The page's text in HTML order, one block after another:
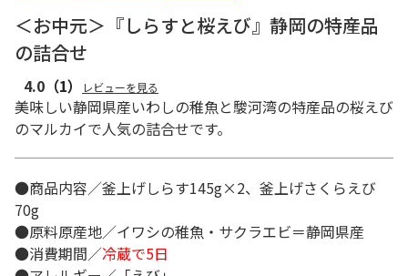
＜お中元＞『しらすと桜えび』静岡の特産品
の詰合せ
4.0 （1） レビューを見る
美味しい静岡県産いわしの稚魚と駿河湾の特産品の桜えび
のマルカイで人気の詰合せです。
●商品内容／釜上げしらす145g×2、釜上げさくらえび
70g
●原料原産地／イワシの稚魚・サクラエビ＝静岡県産
●消費期間／冷蔵で5日